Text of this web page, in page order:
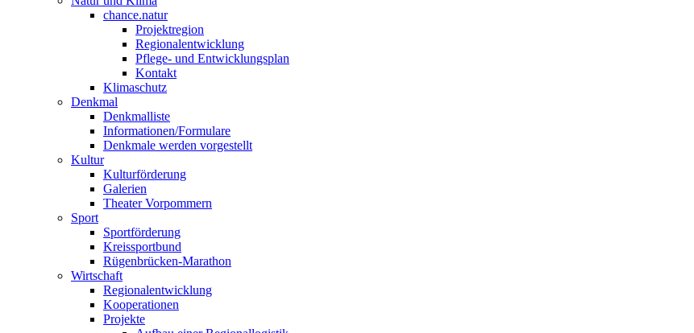
chance.natur
Projektregion
Regionalentwicklung
Pflege- und Entwicklungsplan
Kontakt
Klimaschutz
Denkmal
Denkmalliste
Informationen/Formulare
Denkmale werden vorgestellt
Kultur
Kulturförderung
Galerien
Theater Vorpommern
Sport
Sportförderung
Kreissportbund
Rügenbrücken-Marathon
Wirtschaft
Regionalentwicklung
Kooperationen
Projekte